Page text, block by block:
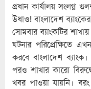
প্রধান কার্যালয় সংলগ্ন
উধাও! বাংলাদেশ
সোমবার ব্যাংকটির
ঘটনার পরিপ্রেক্ষিতে
করবে বাংলাদেশ
পরও শাখার কারো
খবর পাওয়া যায়নি। বরং